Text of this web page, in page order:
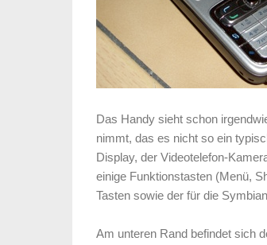
Das Handy sieht schon
nimmt, das es nicht so ein
Display, der Videotelefon-
einige Funktionstasten (Menü,
Tasten sowie der für die
Am unteren Rand befindet sich